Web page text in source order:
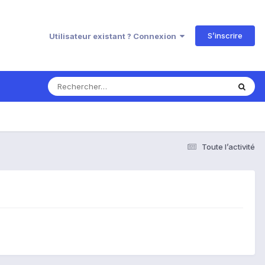
Utilisateur existant ? Connexion S’inscrire
Toute l’activité